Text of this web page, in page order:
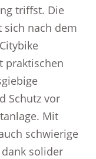
triffst. Die
sich nach dem
praktischen
Schutz vor
Mit
schwierige
solider